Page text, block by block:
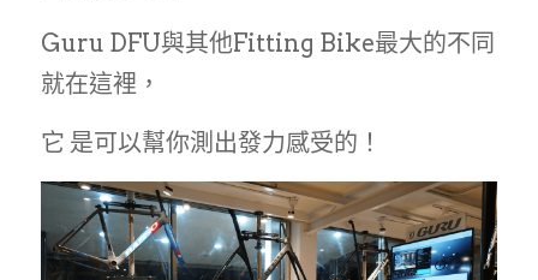
Guru DFU與其他Fitting Bike最大的不同
就在這裡，
它 是可以幫你測出發力感受的！